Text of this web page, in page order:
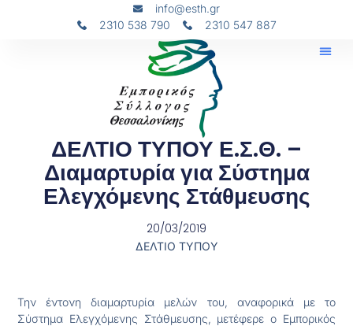
info@esth.gr
2310 538 790
2310 547 887
ΔΕΛΤΙΟ ΤΥΠΟΥ Ε.Σ.Θ. –
Διαμαρτυρία για Σύστημα
Ελεγχόμενης Στάθμευσης
20/03/2019
ΔΕΛΤΙΟ ΤΥΠΟΥ
Την έντονη διαμαρτυρία μελών του, αναφορικά με το
Σύστημα Ελεγχόμενης Στάθμευσης, μετέφερε ο Εμπορικός